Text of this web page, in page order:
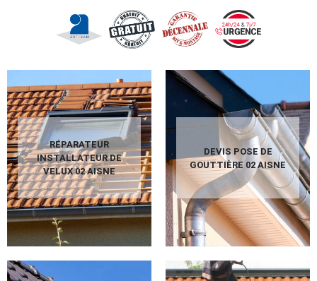
RÉPARATEUR
INSTALLATEUR DE
VELUX 02 AISNE
DEVIS POSE DE
GOUTTIÈRE 02 AISNE